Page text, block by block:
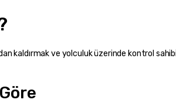
kaldırmak ve yolculuk üzerinde kontrol sahibi